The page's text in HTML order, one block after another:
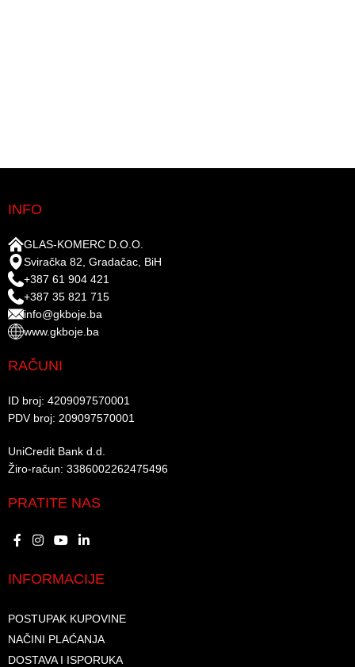
INFO
GLAS-KOMERC D.O.O.
Sviračka 82, Gradačac, BiH
+387 61 904 421
+387 35 821 715
info@gkboje.ba
www.gkboje.ba
RAČUNI
ID broj: 4209097570001​
PDV broj: 209097570001 ​
UniCredit Bank d.d.​
Žiro-račun: 3386002262475496​​
PRATITE NAS
INFORMACIJE
POSTUPAK KUPOVINE
NAČINI PLAĆANJA
DOSTAVA I ISPORUKA